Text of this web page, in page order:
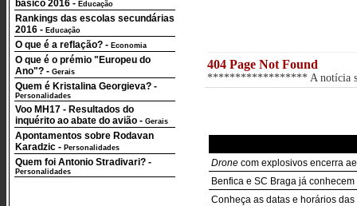
básico 2016 - Educação
Rankings das escolas secundárias
2016 - Educação
O que é a reflação? - Economia
O que é o prémio "Europeu do
Ano"? - Gerais
Quem é Kristalina Georgieva? -
Personalidades
Voo MH17 - Resultados do
inquérito ao abate do avião - Gerais
Apontamentos sobre Rodavan
Karadzic - Personalidades
Quem foi Antonio Stradivari? -
Personalidades
404 Page Not Found
****************** A notícia
Drone com explosivos encerra
Benfica e SC Braga já
Conheça as datas e horários das